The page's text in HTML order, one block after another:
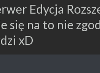
Edycja
się na to nie
xD